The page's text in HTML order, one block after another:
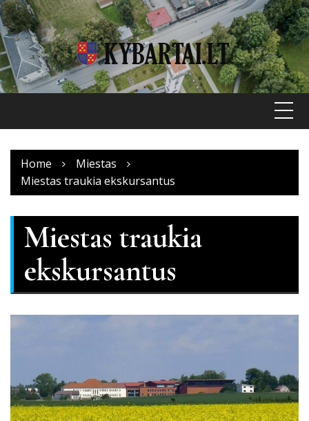
Skip
to
content
Home
Miestas
Miestas traukia ekskursantus
Miestas traukia
ekskursantus